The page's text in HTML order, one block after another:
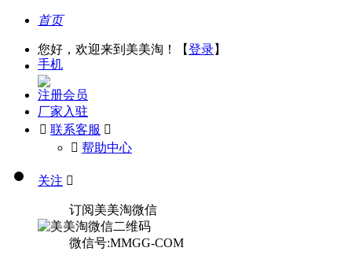
首页
您好，欢迎来到美美淘！【登录】
手机
注册会员
厂家入驻
 联系客服 
󰅃 帮助中心
关注 
订阅美美淘微信
微信号:MMGG-COM